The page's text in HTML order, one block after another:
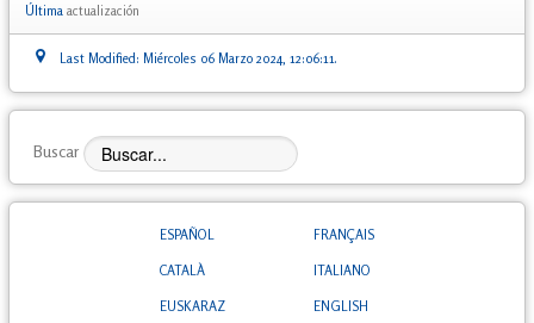
Última actualización
Last Modified: Miércoles 06 Marzo 2024, 12:06:11.
Buscar
ESPAÑOL
CATALÀ
EUSKARAZ
FRANÇAIS
ITALIANO
ENGLISH